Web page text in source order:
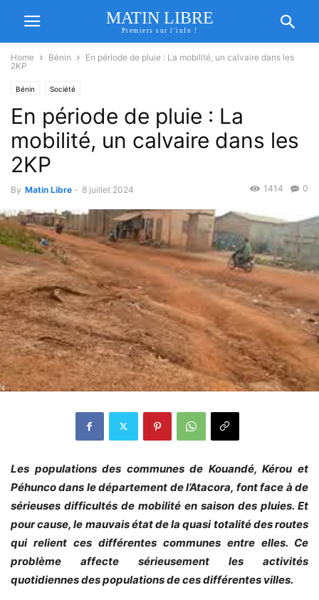
MATIN LIBRE
Premiers sur l'info !
Home Bénin
En période de pluie : La mobilité, un calvaire dans les
2KP
Bénin Société
En période de pluie : La
mobilité, un calvaire dans les
2KP
By Matin Libre - 8 juillet 2024 0
1414
Les populations des communes de Kouandé, Kérou et
Péhunco dans le département de l’Atacora, font face à de
sérieuses difficultés de mobilité en saison des pluies. Et
pour cause, le mauvais état de la quasi totalité des routes
qui relient ces différentes communes entre elles. Ce
problème affecte sérieusement les activités
quotidiennes des populations de ces différentes villes.